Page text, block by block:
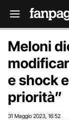
Meloni
e shock
priorità”
31 Maggio 2023 16:52